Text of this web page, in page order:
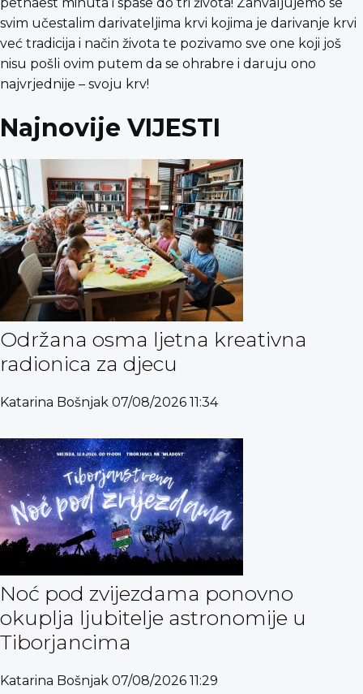
svim učestalim darivateljima krvi kojima je darivanje krvi
već tradicija i način života te pozivamo sve one koji još
nisu pošli ovim putem da se ohrabre i daruju ono
najvrjednije – svoju krv!
Najnovije VIJESTI
Održana osma ljetna kreativna
radionica za djecu
Katarina Bošnjak 07/08/2026 11:34
Noć pod zvijezdama ponovno
okuplja ljubitelje astronomije u
Tiborjancima
Katarina Bošnjak 07/08/2026 11:29